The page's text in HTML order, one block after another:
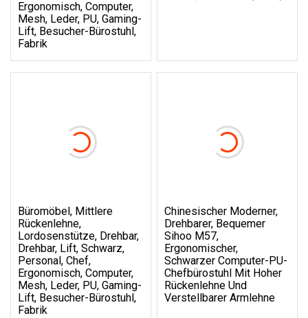
Ergonomisch, Computer,
Mesh, Leder, PU, ​​Gaming-
Lift, Besucher-Bürostuhl,
Fabrik
Büromöbel, Mittlere
Rückenlehne,
Lordosenstütze, Drehbar,
Drehbar, Lift, Schwarz,
Personal, Chef,
Ergonomisch, Computer,
Mesh, Leder, PU, ​​Gaming-
Lift, Besucher-Bürostuhl,
Fabrik
Chinesischer Moderner,
Drehbarer, Bequemer
Sihoo M57,
Ergonomischer,
Schwarzer Computer-PU-
Chefbürostuhl Mit Hoher
Rückenlehne Und
Verstellbarer Armlehne